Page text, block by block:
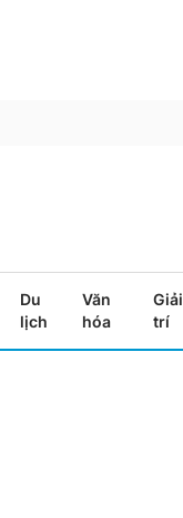
Du
lịch
Văn
hóa
Giải
trí